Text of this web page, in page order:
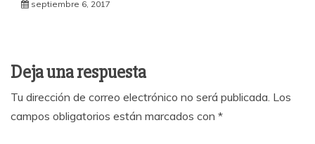
septiembre 6, 2017
Deja una respuesta
Tu dirección de correo electrónico no será publicada. Los
campos obligatorios están marcados con *